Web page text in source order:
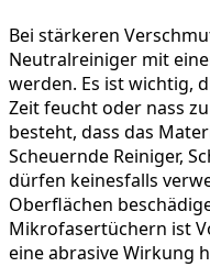
Bei stärkeren
Neutralreiniger mit
werden. Es ist wichtig,
Zeit feucht oder nass
besteht, dass das
Scheuernde Reiniger,
dürfen keinesfalls
Oberflächen
Mikrofasertüchern ist
eine abrasive Wirkung